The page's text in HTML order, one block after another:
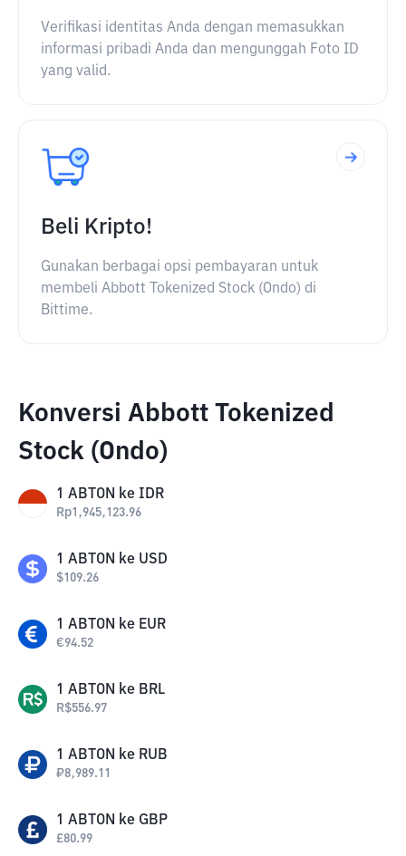
Verifikasi identitas Anda dengan memasukkan
informasi pribadi Anda dan mengunggah Foto ID
yang valid.
Beli Kripto!
Gunakan berbagai opsi pembayaran untuk
membeli Abbott Tokenized Stock (Ondo) di
Bittime.
Konversi Abbott Tokenized
Stock (Ondo)
1 ABTON ke IDR
Rp1,945,123.96
1 ABTON ke USD
$109.26
1 ABTON ke EUR
€94.52
1 ABTON ke BRL
R$556.97
1 ABTON ke RUB
₽8,989.11
1 ABTON ke GBP
£80.99